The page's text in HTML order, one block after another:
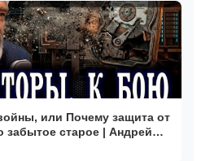
или Почему защита от
забытое старое | Андрей